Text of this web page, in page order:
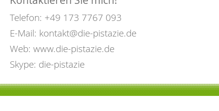
Telefon: +49 173 7767 093
E-Mail: kontakt@die-pistazie.de
Web: www.die-pistazie.de
Skype: die-pistazie